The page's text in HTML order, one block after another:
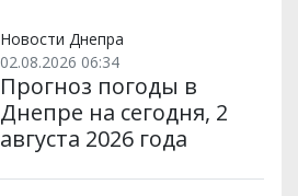
Новости Днепра
02.08.2026 06:34
Прогноз погоды в
Днепре на сегодня, 2
августа 2026 года